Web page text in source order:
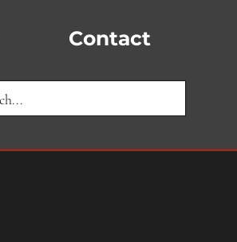
Contact